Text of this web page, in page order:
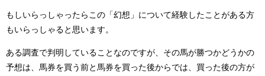
もしいらっしゃったらこの「幻想」について経験したことがある方
もいらっしゃると思います。
ある調査で判明していることなのですが、その馬が勝つかどうかの
予想は、馬券を買う前と馬券を買った後からでは、買った後の方が